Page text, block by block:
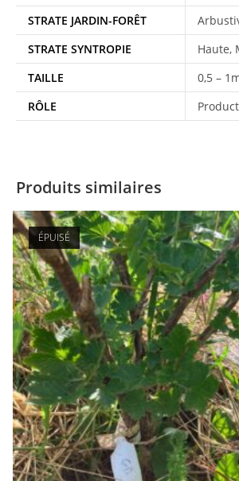
STRATE JARDIN-FORÊT
STRATE SYNTROPIE
Haute,
TAILLE
0,5 –
RÔLE
Produits similaires
ÉPUISÉ